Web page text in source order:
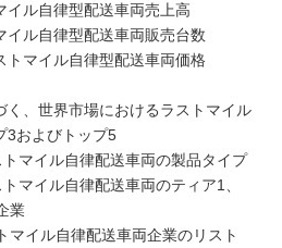
ル自律型配送車両売上高
ル自律型配送車両販売台数
トマイル自律型配送車両価格
、世界市場におけるラストマイル
3およびトップ5
マイル自律配送車両の製品タイプ
マイル自律配送車両のティア1、
業
マイル自律配送車両企業のリスト